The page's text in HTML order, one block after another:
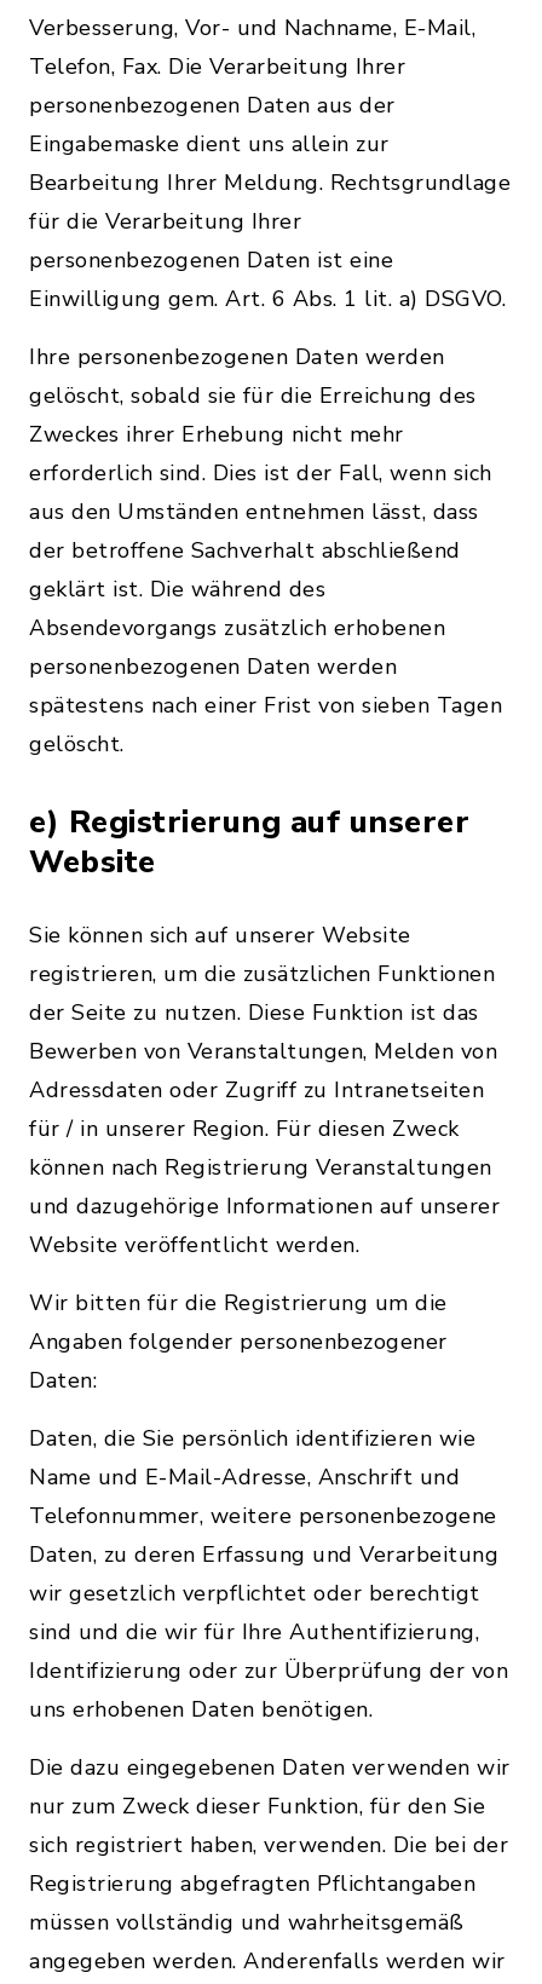
Verbesserung, Vor- und Nachname, E-Mail,
Telefon, Fax. Die Verarbeitung Ihrer
personenbezogenen Daten aus der
Eingabemaske dient uns allein zur
Bearbeitung Ihrer Meldung. Rechtsgrundlage
für die Verarbeitung Ihrer
personenbezogenen Daten ist eine
Einwilligung gem. Art. 6 Abs. 1 lit. a) DSGVO.
Ihre personenbezogenen Daten werden
gelöscht, sobald sie für die Erreichung des
Zweckes ihrer Erhebung nicht mehr
erforderlich sind. Dies ist der Fall, wenn sich
aus den Umständen entnehmen lässt, dass
der betroffene Sachverhalt abschließend
geklärt ist. Die während des
Absendevorgangs zusätzlich erhobenen
personenbezogenen Daten werden
spätestens nach einer Frist von sieben Tagen
gelöscht.
e) Registrierung auf unserer
Website
Sie können sich auf unserer Website
registrieren, um die zusätzlichen Funktionen
der Seite zu nutzen. Diese Funktion ist das
Bewerben von Veranstaltungen, Melden von
Adressdaten oder Zugriff zu Intranetseiten
für / in unserer Region. Für diesen Zweck
können nach Registrierung Veranstaltungen
und dazugehörige Informationen auf unserer
Website veröffentlicht werden.
Wir bitten für die Registrierung um die
Angaben folgender personenbezogener
Daten:
Daten, die Sie persönlich identifizieren wie
Name und E-Mail-Adresse, Anschrift und
Telefonnummer, weitere personenbezogene
Daten, zu deren Erfassung und Verarbeitung
wir gesetzlich verpflichtet oder berechtigt
sind und die wir für Ihre Authentifizierung,
Identifizierung oder zur Überprüfung der von
uns erhobenen Daten benötigen.
Die dazu eingegebenen Daten verwenden wir
nur zum Zweck dieser Funktion, für den Sie
sich registriert haben, verwenden. Die bei der
Registrierung abgefragten Pflichtangaben
müssen vollständig und wahrheitsgemäß
angegeben werden. Anderenfalls werden wir